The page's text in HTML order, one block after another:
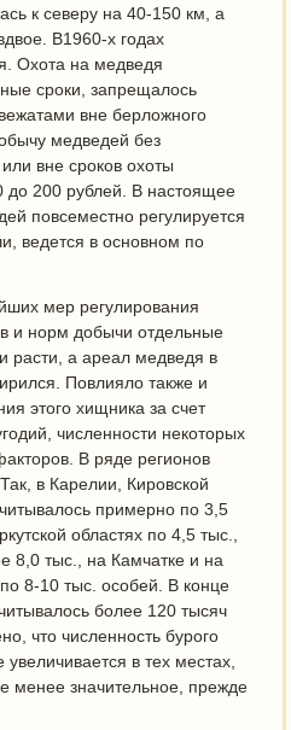
к северу на 40-150 км, а
В1960-х годах
Охота на медведя
сроки, запрещалось
вне берложного
медведей без
вне сроков охоты
до 200 рублей. В настоящее
повсеместно регулируется
ведется в основном по
мер регулирования
и норм добычи отдельные
расти, а ареал медведя в
Повлияло также и
этого хищника за счет
численности некоторых
В ряде регионов
в Карелии, Кировской
примерно по 3,5
областях по 4,5 тыс.,
8,0 тыс., на Камчатке и на
8-10 тыс. особей. В конце
более 120 тысяч
что численность бурого
в тех местах,
менее значительное, прежде